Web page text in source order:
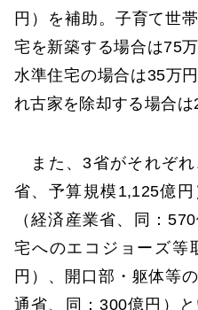
円）を補助。子育て世
宅を新築する場合は75
水準住宅の場合は35万
れ古家を除却する場合は
また、3省がそれぞれ
省、予算規模1,125億
（経済産業省、同：
宅へのエコジョーズ等
円）、開口部・躯体等
通省、同：300億円）